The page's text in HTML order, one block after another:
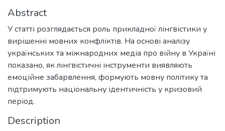
Abstract
У статті розглядається роль прикладної лінгвістики у
вирішенні мовних конфліктів. На основі аналізу
українських та міжнародних медіа про війну в Україні
показано, як лінгвістичні інструменти виявляють
емоційне забарвлення, формують мовну політику та
підтримують національну ідентичність у кризовий
період.
Description